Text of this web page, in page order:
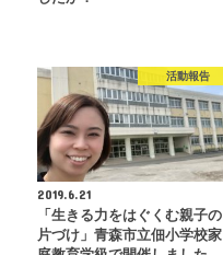
活動報告
2019.6.21
「生きる力をはぐくむ親子の
片づけ」青森市立佃小学校家